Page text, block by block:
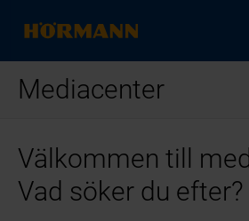
Mediacenter
Välkommen till
Vad söker du efter?